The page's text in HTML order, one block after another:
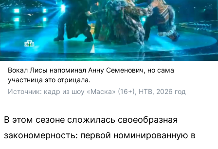
Вокал Лисы напоминал Анну Семенович, но сама
участница это отрицала.
Источник: кадр из шоу «Маска» (16+), НТВ, 2026 год
В этом сезоне сложилась своеобразная
закономерность: первой номинированную в